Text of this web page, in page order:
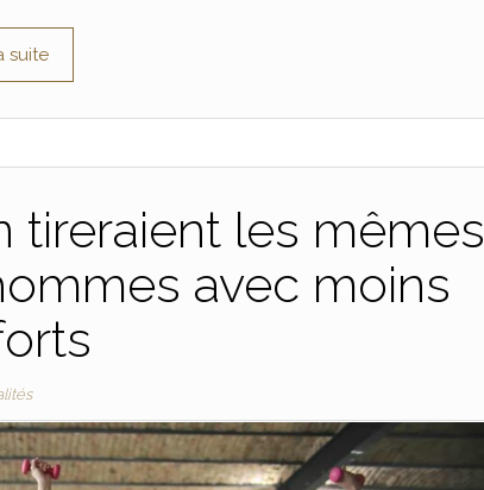
suite
tireraient les mêmes
avec moins